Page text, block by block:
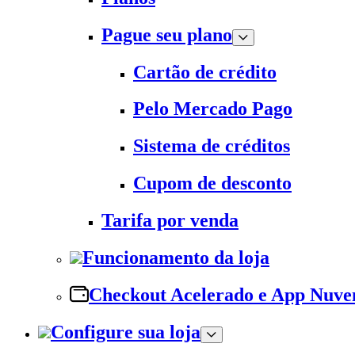
Pague seu plano
Cartão de crédito
Pelo Mercado Pago
Sistema de créditos
Cupom de desconto
Tarifa por venda
Funcionamento da loja
Checkout Acelerado e App
Configure sua loja